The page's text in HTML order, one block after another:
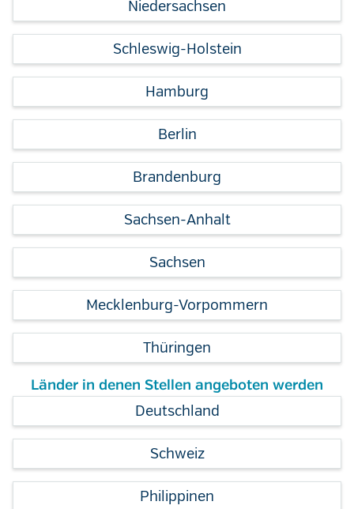
Niedersachsen
Schleswig-Holstein
Hamburg
Berlin
Brandenburg
Sachsen-Anhalt
Sachsen
Mecklenburg-Vorpommern
Thüringen
Länder in denen Stellen angeboten werden
Deutschland
Schweiz
Philippinen